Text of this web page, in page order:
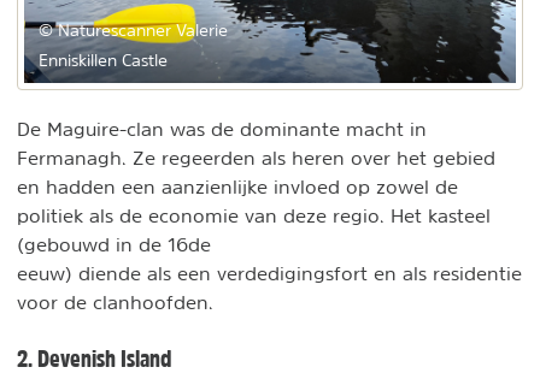
© Naturescanner Valerie
Enniskillen Castle
De Maguire-clan was de dominante macht in
Fermanagh. Ze regeerden als heren over het gebied
en hadden een aanzienlijke invloed op zowel de
politiek als de economie van deze regio. Het kasteel
(gebouwd in de 16de
eeuw) diende als een verdedigingsfort en als residentie
voor de clanhoofden.
2. Devenish Island